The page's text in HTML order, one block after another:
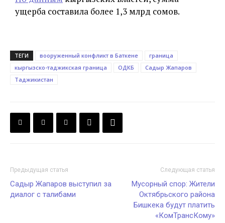
ущерба составила более 1,3 млрд сомов.
ТЕГИ вооруженный конфликт в Баткене
граница
кыргызско-таджикская граница
ОДКБ
Садыр Жапаров
Таджикистан
Предыдущая статья
Садыр Жапаров выступил за
диалог с талибами
Следующая статья
Мусорный спор: Жители
Октябрьского района
Бишкека будут платить
«КомТрансКому»